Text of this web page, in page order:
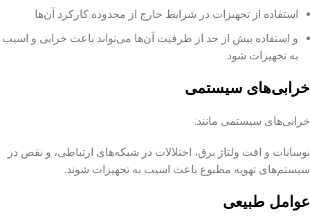
استفاده از تجهیزات در شرایط خارج از محدوده کارکرد آن‌ها
و استفاده بیش از حد از ظرفیت آن‌ها می‌تواند باعث خرابی و اسیب
به تجهیزات شود.
خرابی‌های سیستمی
خرابی‌های سیستمی مانند:
نوسانات و افت ولتاژ برق، اختلالات در شبکه‌های ارتباطی، و نقص در
سیستم‌های تهویه مطبوع باعث اسیب به تجهیزات شوند.
عوامل طبیعی